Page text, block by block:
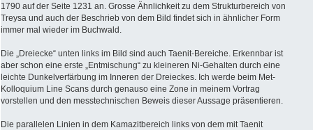
1790 auf der Seite 1231 an. Grosse Ähnlichkeit zu dem Strukturbereich von
Treysa und auch der Beschrieb von dem Bild findet sich in ähnlicher Form
immer mal wieder im Buchwald.
Die „Dreiecke“ unten links im Bild sind auch Taenit-Bereiche. Erkennbar ist
aber schon eine erste „Entmischung“ zu kleineren Ni-Gehalten durch eine
leichte Dunkelverfärbung im Inneren der Dreieckes. Ich werde beim Met-
Kolloquium Line Scans durch genauso eine Zone in meinem Vortrag
vorstellen und den messtechnischen Beweis dieser Aussage präsentieren.
Die parallelen Linien in dem Kamazitbereich links von dem mit Taenit